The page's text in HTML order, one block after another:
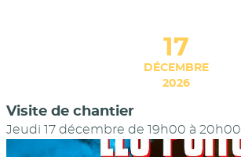
17
DÉCEMBRE
2026
Visite de chantier
Jeudi 17 décembre de 19h00 à 20h00